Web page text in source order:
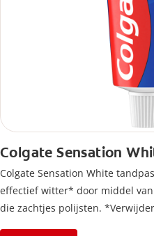
Colgate Sensation
Colgate Sensation White
effectief witter* door middel
die zachtjes polijsten.